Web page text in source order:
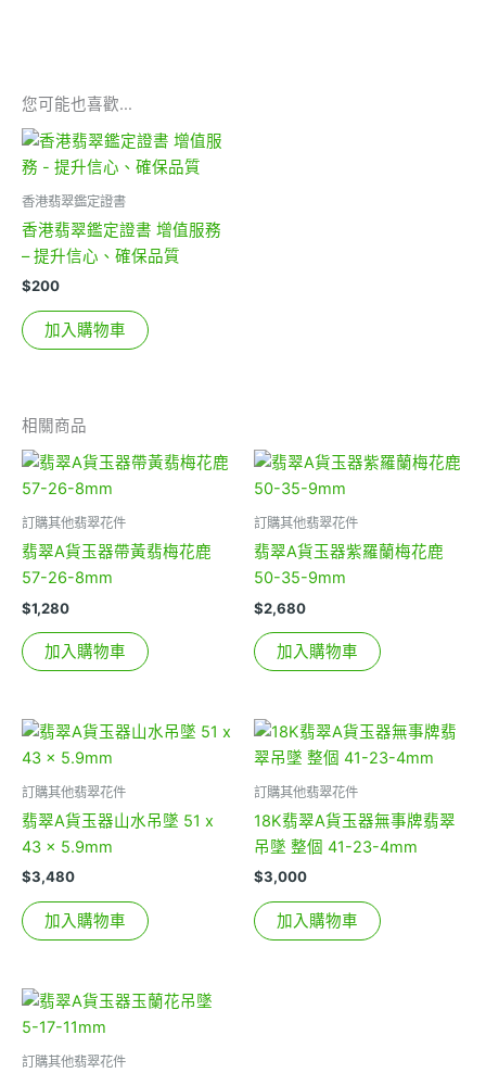
您可能也喜歡…
香港翡翠鑑定證書
香港翡翠鑑定證書 增值服務
– 提升信心、確保品質
$200
加入購物車
相關商品
訂購其他翡翠花件
翡翠A貨玉器帶黃翡梅花鹿
57-26-8mm
$1,280
加入購物車
訂購其他翡翠花件
翡翠A貨玉器紫羅蘭梅花鹿
50-35-9mm
$2,680
加入購物車
訂購其他翡翠花件
翡翠A貨玉器山水吊墜 51 x
43 x 5.9mm
$3,480
加入購物車
訂購其他翡翠花件
18K翡翠A貨玉器無事牌翡翠
吊墜 整個 41-23-4mm
$3,000
加入購物車
訂購其他翡翠花件